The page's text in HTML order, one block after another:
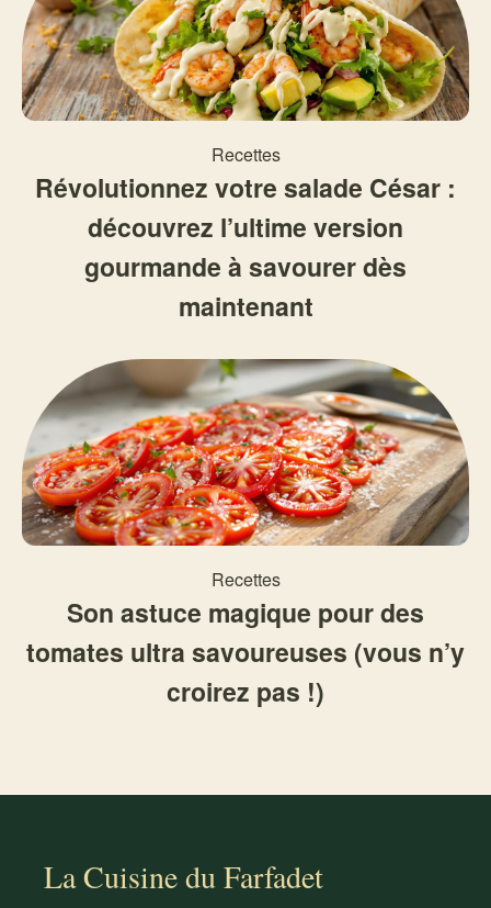
Recettes
Révolutionnez votre salade César :
découvrez l’ultime version
gourmande à savourer dès
maintenant
Recettes
Son astuce magique pour des
tomates ultra savoureuses (vous n’y
croirez pas !)
La Cuisine du Farfadet